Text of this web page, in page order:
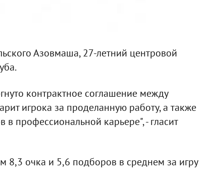
Азовмаша, 27-летний центровой
контрактное соглашение между
игрока за проделанную работу, а также
профессиональной карьере", - гласит
очка и 5,6 подборов в среднем за игру